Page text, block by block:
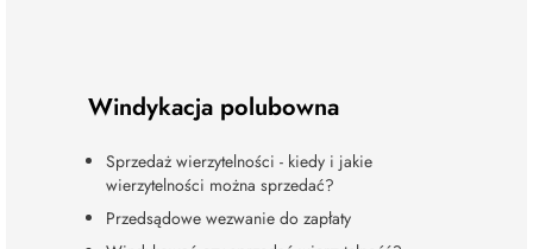
Windykacja polubowna
Sprzedaż wierzytelności - kiedy i jakie
wierzytelności można sprzedać?
Przedsądowe wezwanie do zapłaty